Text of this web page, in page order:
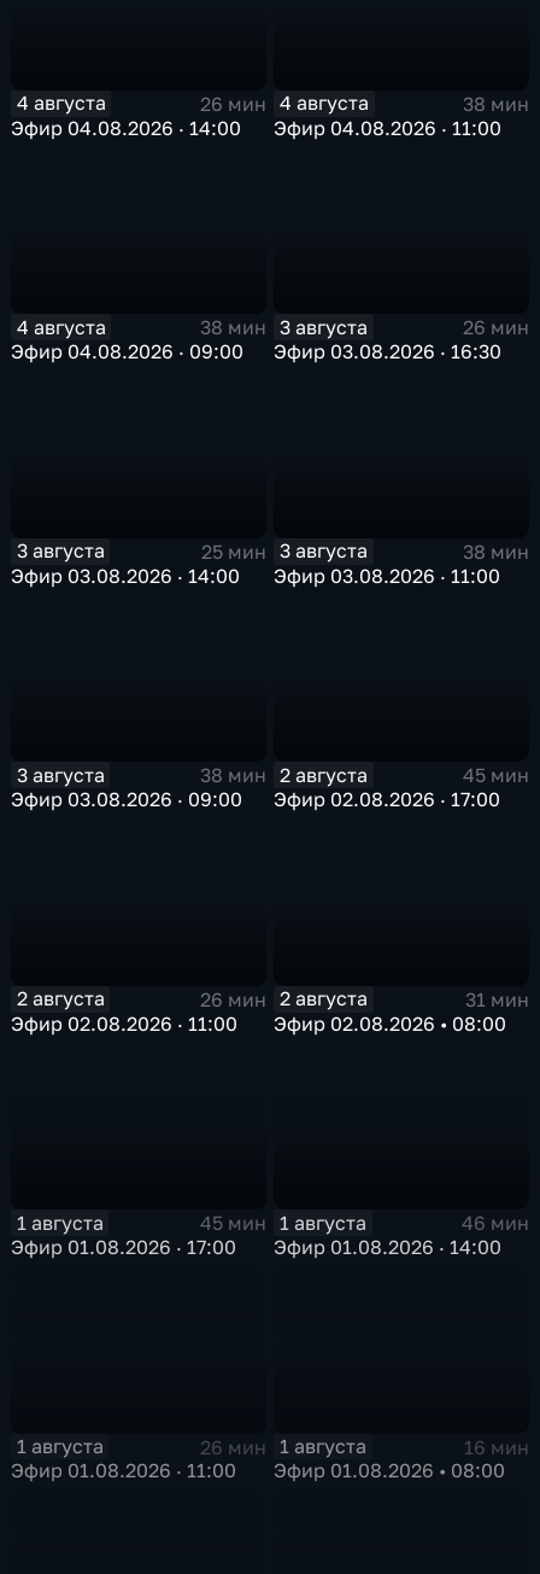
4 августа
26 мин
Эфир 04.08.2026 · 14:00
4 августа
38 мин
Эфир 04.08.2026 · 11:00
4 августа
38 мин
Эфир 04.08.2026 · 09:00
3 августа
26 мин
Эфир 03.08.2026 · 16:30
3 августа
25 мин
Эфир 03.08.2026 · 14:00
3 августа
38 мин
Эфир 03.08.2026 · 11:00
3 августа
38 мин
Эфир 03.08.2026 · 09:00
2 августа
45 мин
Эфир 02.08.2026 · 17:00
2 августа
26 мин
Эфир 02.08.2026 · 11:00
2 августа
31 мин
Эфир 02.08.2026 • 08:00
1 августа
45 мин
Эфир 01.08.2026 · 17:00
1 августа
46 мин
Эфир 01.08.2026 · 14:00
1 августа
26 мин
Эфир 01.08.2026 · 11:00
1 августа
16 мин
Эфир 01.08.2026 • 08:00